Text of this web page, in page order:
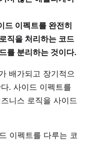
드 이펙트를 완전히
직을 처리하는 코드
를 분리하는 것이다.
배가되고 장기적으
. 사이드 이펙트를
니스 로직을 사이드
이펙트를 다루는 코